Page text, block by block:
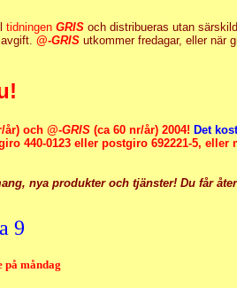
tidningen GRIS och distribueras utan
@-GRIS utkommer fredagar, eller när
år) och @-GRIS (ca 60 nr/år) 2004! Det
440-0123 eller postgiro 692221-5,
nya produkter och tjänster! Du får
9
på måndag